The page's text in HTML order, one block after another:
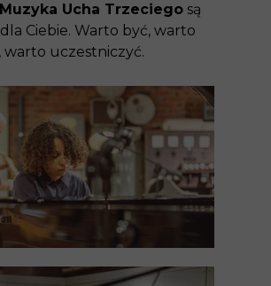
Muzyka Ucha Trzeciego są
dla Ciebie. Warto być, warto
warto uczestniczyć.